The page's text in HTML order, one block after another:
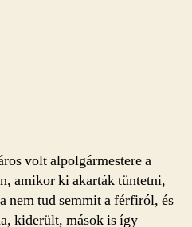
volt alpolgármestere a
amikor ki akarták tüntetni,
nem tud semmit a férfiról, és
kiderült, mások is így